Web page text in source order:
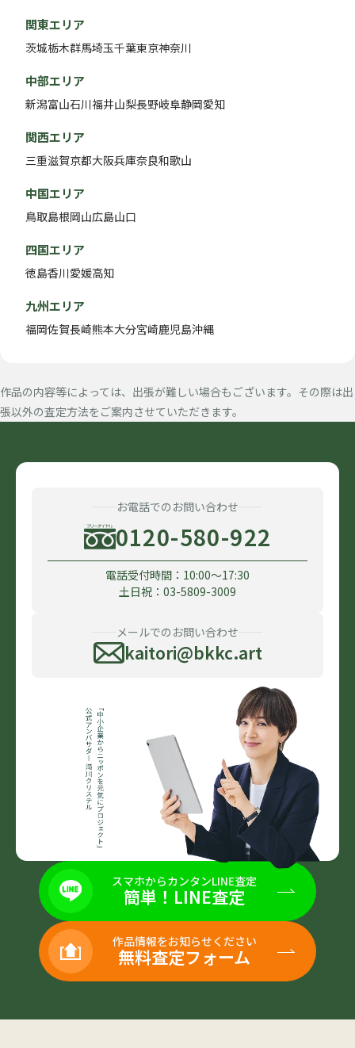
関東エリア
茨城栃木群馬埼玉千葉東京神奈川
中部エリア
新潟富山石川福井山梨長野岐阜静岡愛知
関西エリア
三重滋賀京都大阪兵庫奈良和歌山
中国エリア
鳥取島根岡山広島山口
四国エリア
徳島香川愛媛高知
九州エリア
福岡佐賀長崎熊本大分宮崎鹿児島沖縄
作品の内容等によっては、出張が難しい場合もございます。その際は出
張以外の査定方法をご案内させていただきます。
お電話でのお問い合わせ
0120-580-922
電話受付時間：10:00〜17:30
土日祝：03-5809-3009
メールでのお問い合わせ
kaitori@bkkc.art
スマホからカンタンLINE査定
簡単！LINE査定
作品情報をお知らせください
無料査定フォーム